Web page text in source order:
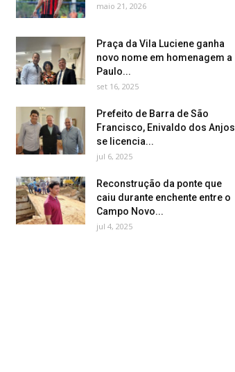
maio 21, 2026
Praça da Vila Luciene ganha
novo nome em homenagem a
Paulo...
set 16, 2025
Prefeito de Barra de São
Francisco, Enivaldo dos Anjos
se licencia...
jul 6, 2025
Reconstrução da ponte que
caiu durante enchente entre o
Campo Novo...
jul 4, 2025